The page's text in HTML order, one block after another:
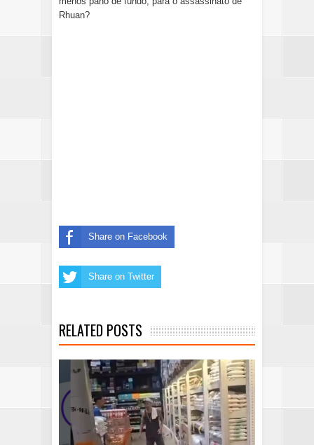
Rhuan?
Share on Facebook
Share on Twitter
RELATED POSTS